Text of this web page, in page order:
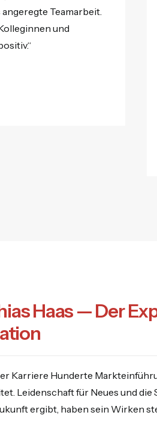
Teamarbeit.
und
Haas — Der
Karriere Hunderte
Leidenschaft für Neues und die
ergibt, haben sein Wirken